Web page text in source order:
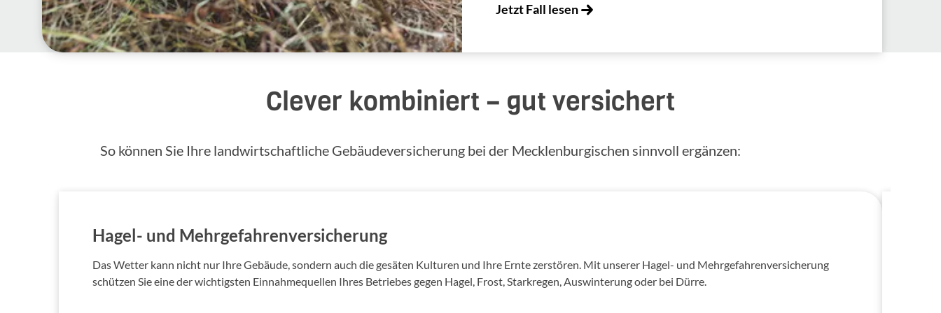
Jetzt Fall lesen
Clever kombiniert – gut versichert
So können Sie Ihre landwirtschaftliche Gebäudeversicherung bei der Mecklenburgischen sinnvoll ergänzen:
Hagel- und Mehrgefahrenversicherung
Das Wetter kann nicht nur Ihre Gebäude, sondern auch die gesäten Kulturen und Ihre Ernte zerstören. Mit unserer Hagel- und Mehrgefahrenversicherung
schützen Sie eine der wichtigsten Einnahmequellen Ihres Betriebes gegen Hagel, Frost, Starkregen, Auswinterung oder bei Dürre.